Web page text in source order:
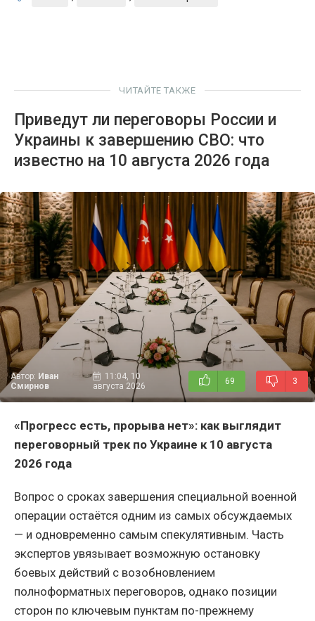
ЧИТАЙТЕ ТАКЖЕ
Приведут ли переговоры России и
Украины к завершению СВО: что
известно на 10 августа 2026 года
Автор: Иван
Смирнов
11:04, 10
августа 2026
69 3
«Прогресс есть, прорыва нет»: как выглядит
переговорный трек по Украине к 10 августа
2026 года
Вопрос о сроках завершения специальной военной
операции остаётся одним из самых обсуждаемых
— и одновременно самым спекулятивным. Часть
экспертов увязывает возможную остановку
боевых действий с возобновлением
полноформатных переговоров, однако позиции
сторон по ключевым пунктам по-прежнему